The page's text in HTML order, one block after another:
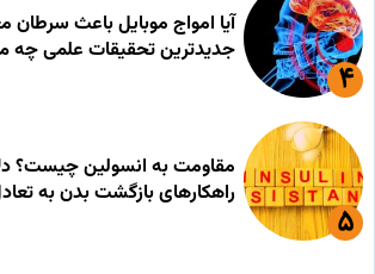
آیا امواج موبایل باعث
جدیدترین تحقیقات علمی چه
مقاومت به انسولین چیست؟
راهکارهای بازگشت بدن به